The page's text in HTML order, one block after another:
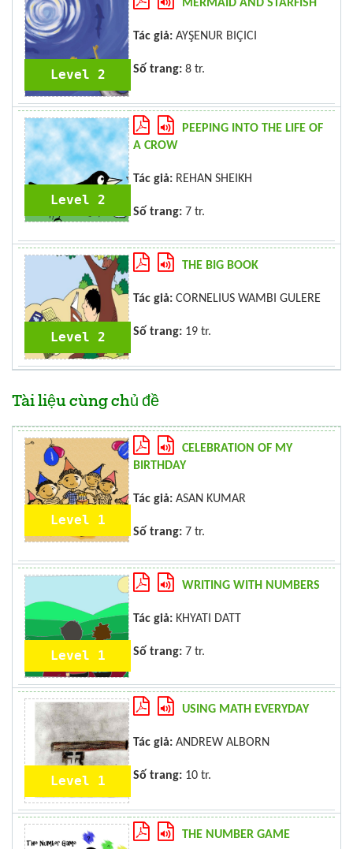
Level 2
MERMAID AND STARFISH
Tác giả: AYŞENUR BIÇICI
Số trang: 8 tr.
Level 2
PEEPING INTO THE LIFE OF
A CROW
Tác giả: REHAN SHEIKH
Số trang: 7 tr.
Level 2
THE BIG BOOK
Tác giả: CORNELIUS WAMBI GULERE
Số trang: 19 tr.
Tài liệu cùng chủ đề
Level 1
CELEBRATION OF MY
BIRTHDAY
Tác giả: ASAN KUMAR
Số trang: 7 tr.
Level 1
WRITING WITH NUMBERS
Tác giả: KHYATI DATT
Số trang: 7 tr.
Level 1
USING MATH EVERYDAY
Tác giả: ANDREW ALBORN
Số trang: 10 tr.
THE NUMBER GAME